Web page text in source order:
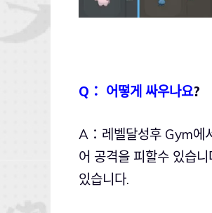
Q： 어떻게 싸우나요?
A：레벨달성후 Gym에
어 공격을 피할수 있습
있습니다.